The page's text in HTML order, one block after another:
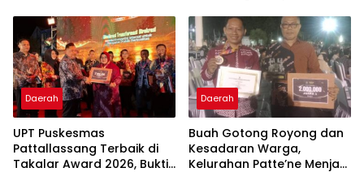
Masyarakat
Di Maros
Daerah
UPT Puskesmas
Pattallassang Terbaik di
Takalar Award 2026, Bukti
Daerah
Buah Gotong Royong dan
Kesadaran Warga,
Kelurahan Patte’ne Menjadi